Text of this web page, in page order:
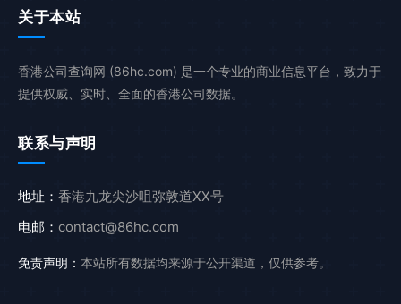
关于本站
香港公司查询网 (86hc.com) 是一个专业的商业信息平台，致力于
提供权威、实时、全面的香港公司数据。
联系与声明
地址： 香港九龙尖沙咀弥敦道XX号
电邮： contact@86hc.com
免责声明： 本站所有数据均来源于公开渠道，仅供参考。